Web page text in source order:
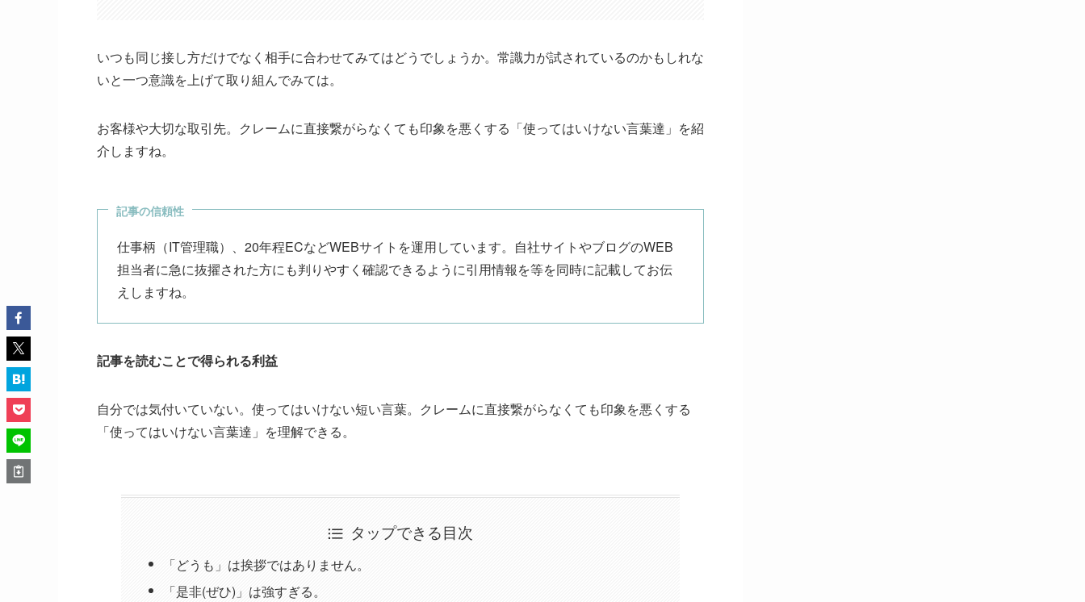
いつも同じ接し方だけでなく相手に合わせてみてはどうでしょうか。常識力が試されているのかもしれな
いと一つ意識を上げて取り組んでみては。
お客様や大切な取引先。クレームに直接繋がらなくても印象を悪くする「使ってはいけない言葉達 」を紹
介しますね。
記事の信頼性
仕事柄（IT管理職）、20年程ECなどWEBサイトを運用しています。自社サイトやブログのWEB
担当者に急に抜擢された方にも判りやすく確認できるように引用情報を等を同時に記載してお伝
えしますね。
記事を読むことで得られる利益
自分では気付いていない。使ってはいけない短い言葉。クレームに直接繋がらなくても印象を悪くする
「使ってはいけない言葉達」を理解できる。
タップできる目次
「どうも」は挨拶ではありません。
「是非(ぜひ)」は強すぎる。